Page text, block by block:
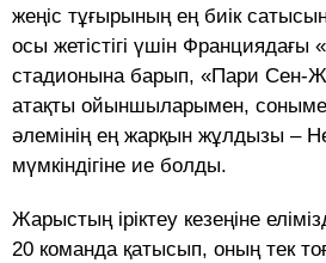
жеңіс тұғырының ең биік
осы жетістігі үшін
стадионына барып, «Пари Сен-
атақты ойыншыларымен,
әлемінің ең жарқын жұлдызы –
мүмкіндігіне ие болды.
Жарыстың іріктеу кезеңіне
20 команда қатысып, оның тек